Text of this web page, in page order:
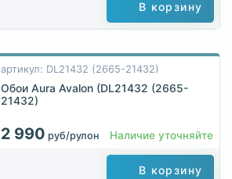
В корзину
артикул: DL21432 (2665-21432)
Обои Aura Avalon (DL21432 (2665-
21432)
2 990 руб/рулон Наличие уточняйте
В корзину